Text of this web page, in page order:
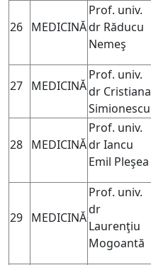
26 MEDICINĂ
Prof. univ.
dr Răducu
Nemeş
27 MEDICINĂ
Prof. univ.
dr Cristiana
Simionescu
28 MEDICINĂ
Prof. univ.
dr Iancu
Emil Pleşea
29 MEDICINĂ
Prof. univ.
dr
Laurenţiu
Mogoantă